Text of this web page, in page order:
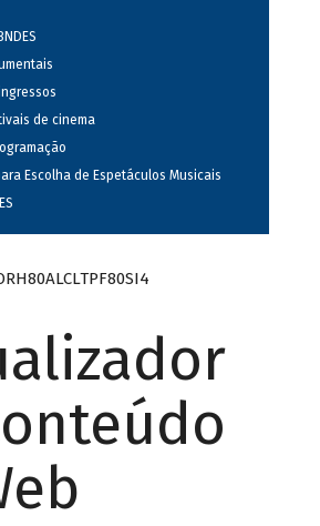
de cinema
Escolha de Espetáculos Musicais